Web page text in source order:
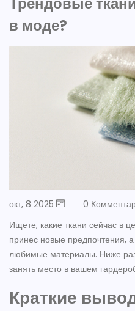
в моде?
окт, 8 2025 0
Ищете, какие ткани сейчас в
принес новые предпочтения,
любимые материалы. Ниже
занять место в вашем
Краткие